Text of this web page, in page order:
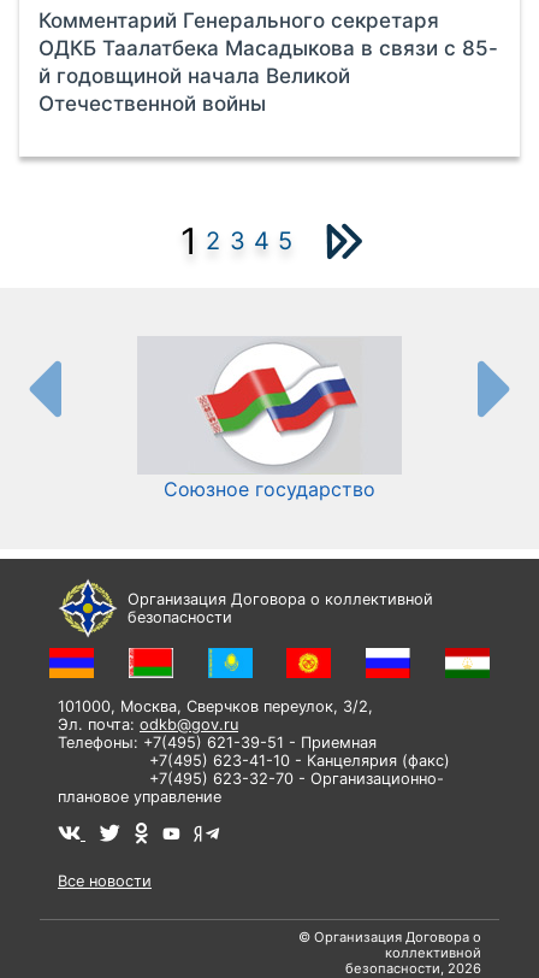
Комментарий Генерального секретаря
ОДКБ Таалатбека Масадыкова в связи с 85-
й годовщиной начала Великой
Отечественной войны
1 2 3 4 5
Союзное государство
Организация Договора о коллективной
безопасности
101000, Москва, Сверчков переулок, 3/2,
Эл. почта: odkb@gov.ru
Телефоны: +7(495) 621-39-51 - Приемная
+7(495) 623-41-10 - Канцелярия (факс)
+7(495) 623-32-70 - Организационно-
плановое управление
Все новости
© Организация Договора о
коллективной
безопасности, 2026